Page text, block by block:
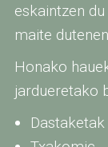
eskaintzen
maite
Honako
jardueretako
Dastaketak